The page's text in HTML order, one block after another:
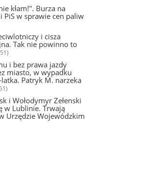
kłam!". Burza na
PiS w sprawie cen paliw
i cisza
Tak nie powinno to
i bez prawa jazdy
miasto, w wypadku
latka. Patryk M. narzeka
i Wołodymyr Zełenski
w Lublinie. Trwają
Urzędzie Wojewódzkim